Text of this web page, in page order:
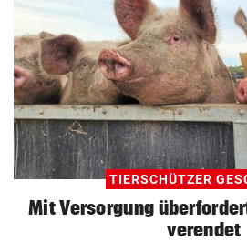
TIERSCHÜTZER
Mit Versorgung
verendet